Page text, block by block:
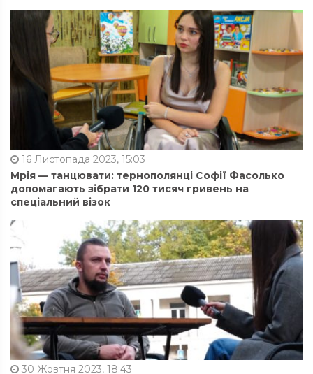
16 Листопада 2023, 15:03
Мрія — танцювати: тернополянці Софії Фасолько
допомагають зібрати 120 тисяч гривень на
спеціальний візок
30 Жовтня 2023, 18:43